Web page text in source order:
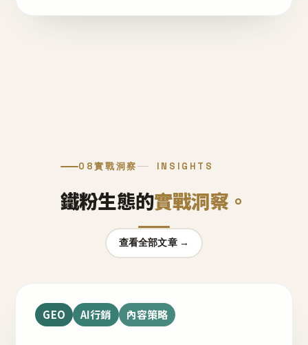
08實戰洞察 INSIGHTS
鐵粉生態的實戰洞察。
查看全部文章 →
GEO AI行銷 內容策略